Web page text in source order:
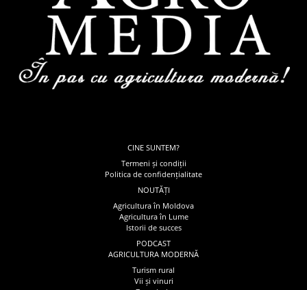
CINE SUNTEM?
Termeni și condiții
Politica de confidențialitate
NOUTĂȚI
Agricultura în Moldova
Agricultura în Lume
Istorii de succes
PODCAST
AGRICULTURA MODERNĂ
Turism rural
Vii și vinuri